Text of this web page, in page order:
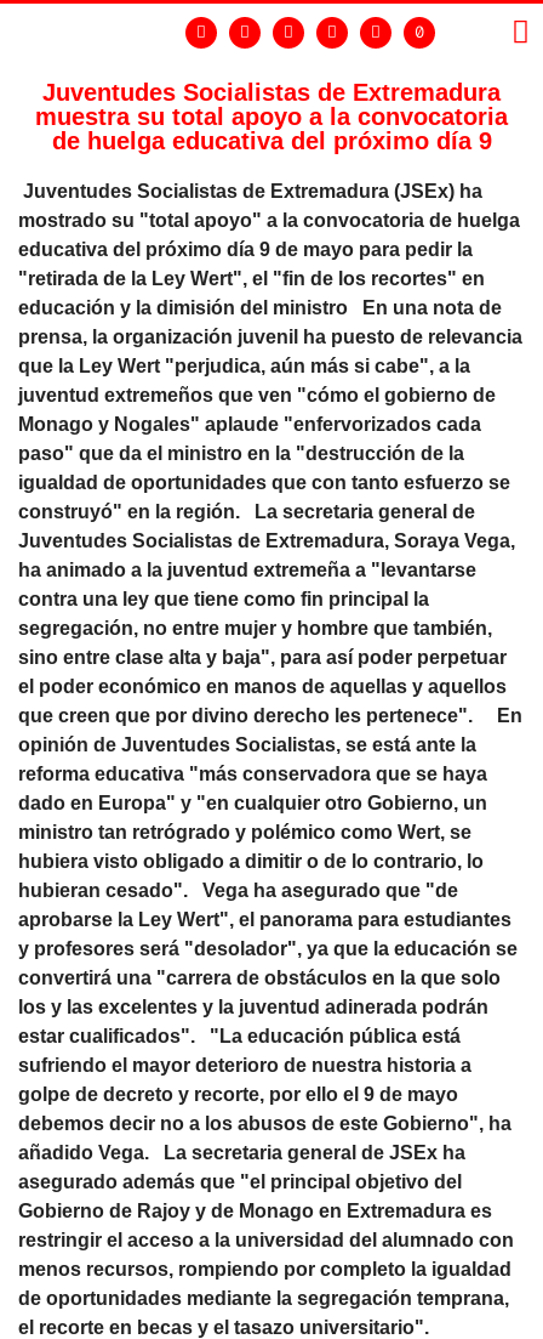
Juventudes Socialistas de Extremadura
muestra su total apoyo a la convocatoria
de huelga educativa del próximo día 9
Juventudes Socialistas de Extremadura (JSEx) ha
mostrado su "total apoyo" a la convocatoria de huelga
educativa del próximo día 9 de mayo para pedir la
"retirada de la Ley Wert", el "fin de los recortes" en
educación y la dimisión del ministro En una nota de
prensa, la organización juvenil ha puesto de relevancia
que la Ley Wert "perjudica, aún más si cabe", a la
juventud extremeños que ven "cómo el gobierno de
Monago y Nogales" aplaude "enfervorizados cada
paso" que da el ministro en la "destrucción de la
igualdad de oportunidades que con tanto esfuerzo se
construyó" en la región. La secretaria general de
Juventudes Socialistas de Extremadura, Soraya Vega,
ha animado a la juventud extremeña a "levantarse
contra una ley que tiene como fin principal la
segregación, no entre mujer y hombre que también,
sino entre clase alta y baja", para así poder perpetuar
el poder económico en manos de aquellas y aquellos
que creen que por divino derecho les pertenece". En
opinión de Juventudes Socialistas, se está ante la
reforma educativa "más conservadora que se haya
dado en Europa" y "en cualquier otro Gobierno, un
ministro tan retrógrado y polémico como Wert, se
hubiera visto obligado a dimitir o de lo contrario, lo
hubieran cesado". Vega ha asegurado que "de
aprobarse la Ley Wert", el panorama para estudiantes
y profesores será "desolador", ya que la educación se
convertirá una "carrera de obstáculos en la que solo
los y las excelentes y la juventud adinerada podrán
estar cualificados". "La educación pública está
sufriendo el mayor deterioro de nuestra historia a
golpe de decreto y recorte, por ello el 9 de mayo
debemos decir no a los abusos de este Gobierno", ha
añadido Vega. La secretaria general de JSEx ha
asegurado además que "el principal objetivo del
Gobierno de Rajoy y de Monago en Extremadura es
restringir el acceso a la universidad del alumnado con
menos recursos, rompiendo por completo la igualdad
de oportunidades mediante la segregación temprana,
el recorte en becas y el tasazo universitario".